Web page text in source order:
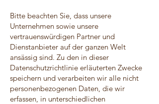
Bitte beachten Sie, dass unsere
Unternehmen sowie unsere
vertrauenswürdigen Partner und
Dienstanbieter auf der ganzen Welt
ansässig sind. Zu den in dieser
Datenschutzrichtlinie erläuterten Zwecke
speichern und verarbeiten wir alle nicht
personenbezogenen Daten, die wir
erfassen, in unterschiedlichen